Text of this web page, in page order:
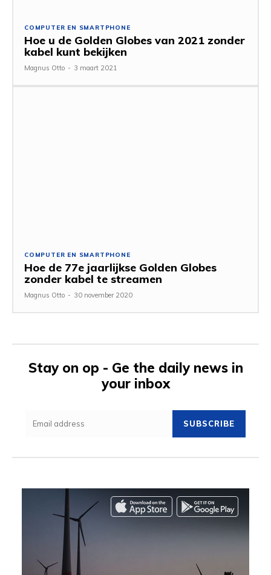
COMPUTER EN SMARTPHONE
Hoe u de Golden Globes van 2021 zonder
kabel kunt bekijken
Magnus Otto - 3 maart 2021
COMPUTER EN SMARTPHONE
Hoe de 77e jaarlijkse Golden Globes
zonder kabel te streamen
Magnus Otto - 30 november 2020
Stay on op - Ge the daily news in
your inbox
SUBSCRIBE